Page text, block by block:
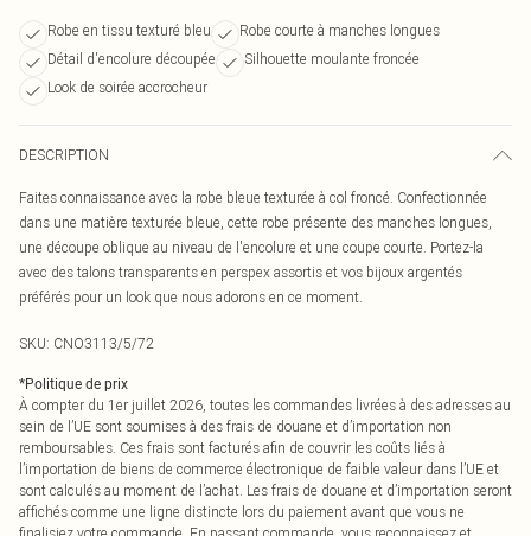
Robe en tissu texturé bleu
Robe courte à manches longues
Détail d'encolure découpée
Silhouette moulante froncée
Look de soirée accrocheur
DESCRIPTION
Faites connaissance avec la robe bleue texturée à col froncé. Confectionnée
dans une matière texturée bleue, cette robe présente des manches longues,
une découpe oblique au niveau de l'encolure et une coupe courte. Portez-la
avec des talons transparents en perspex assortis et vos bijoux argentés
préférés pour un look que nous adorons en ce moment.
SKU: CNO3113/5/72
*Politique de prix
À compter du 1er juillet 2026, toutes les commandes livrées à des adresses au
sein de l’UE sont soumises à des frais de douane et d’importation non
remboursables. Ces frais sont facturés afin de couvrir les coûts liés à
l’importation de biens de commerce électronique de faible valeur dans l’UE et
sont calculés au moment de l’achat. Les frais de douane et d’importation seront
affichés comme une ligne distincte lors du paiement avant que vous ne